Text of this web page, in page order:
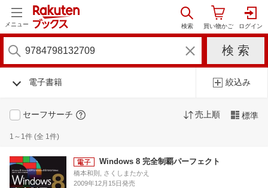
メニュー
電子書籍 絞込み
セーフサーチ 売上順 標準
1～1件 (全 1件)
Windows 8 完全制覇パーフェクト
橋本和則, さくしまたかえ
2009年12月15日発売